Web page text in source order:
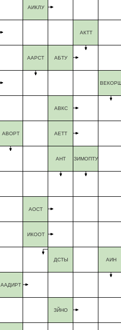
АИКЛУ
АКТТ
ААРСТ АБТУ
АВКС
АВОРТ АЕТТ
АНТ ЗИМОПТУ
АОСТ
ИКООТ
ДСТЫ АИН
ААДИРТ
ЗЙНО